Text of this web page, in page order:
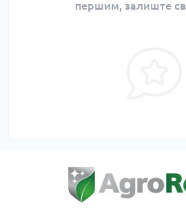
першим, залиште